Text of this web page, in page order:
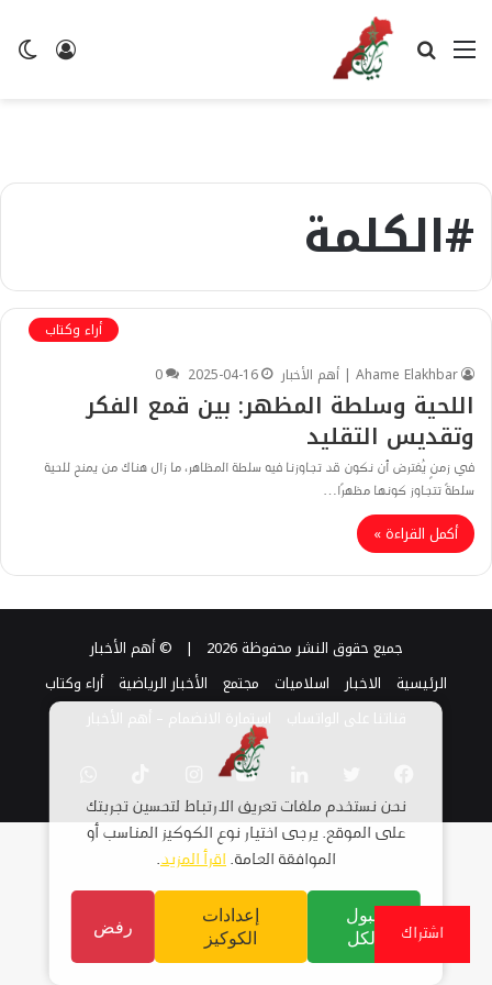
تسجيل
القائمة بحث
#الكلمة
أراء وكتاب
Ahame Elakhbar | أهم الأخبار
2025-04-16
0
اللحية وسلطة المظهر: بين قمع الفكر
وتقديس التقليد
في زمنٍ يُفترض أن نكون قد تجاوزنا فيه سلطة المظاهر، ما زال هناك من يمنح للحية
سلطةً تتجاوز كونها مظهرًا…
أكمل القراءة »
جميع حقوق النشر محفوظة 2026 |
© أهم الأخبار
الرئيسية الاخبار اسلاميات مجتمع الأخبار الرياضية أراء وكتاب
استمارة الانضمام – أهم الأخبار
لينكدإنيوتيوب
نحن نستخدم ملفات تعريف الارتباط لتحسين تجربتك
على الموقع. يرجى اختيار نوع الكوكيز المناسب أو
الموافقة العامة.اقرأ المزيد.
قبول
الكل
إعدادات
الكوكيز
رفض اشتراك